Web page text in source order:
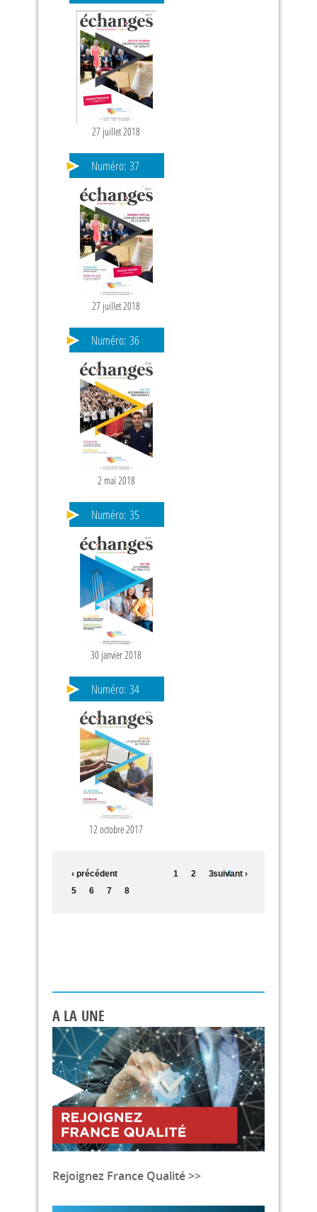
ANGLAIS
27 juillet 2018
Numéro: 37
27 juillet 2018
Numéro: 36
2 mai 2018
Numéro: 35
30 janvier 2018
Numéro: 34
12 octobre 2017
‹ précédent 1 2 3
4
5
6 7 8
suivant ›
A LA UNE
Rejoignez France Qualité >>